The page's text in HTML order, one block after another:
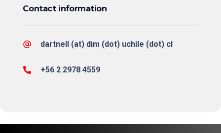
Contact information
dartnell (at) dim (dot) uchile (dot) cl
+56 2 2978 4559